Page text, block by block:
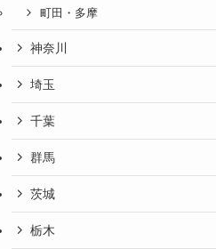
町田・多摩
神奈川
埼玉
千葉
群馬
茨城
栃木